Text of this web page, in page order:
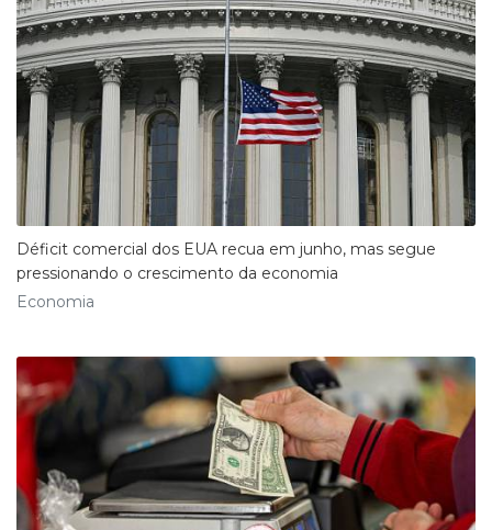
Déficit comercial dos EUA recua em junho, mas segue
pressionando o crescimento da economia
Economia